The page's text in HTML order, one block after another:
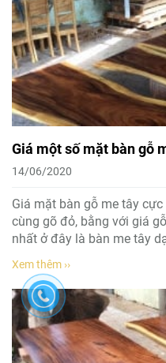
Giá một số mặt bàn gỗ
14/06/2020
Giá mặt bàn gỗ me tây
cùng gõ đỏ, bằng với giá
nhất ở đây là bàn me tây
Xem thêm ››